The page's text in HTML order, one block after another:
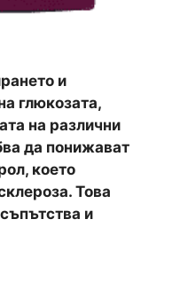
и
глюкозата,
на различни
да понижават
което
Това
и